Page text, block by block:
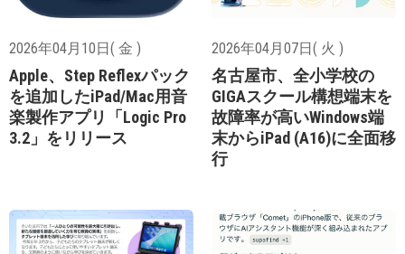
2026年04月10日( 金 )
Apple、Step Reflexパック
を追加したiPad/Mac用音
楽製作アプリ「Logic Pro
3.2」をリリース
2026年04月07日( 火 )
名古屋市、全小学校の
GIGAスクール構想端末を
故障率が高いWindows端
末からiPad (A16)に全面移
行